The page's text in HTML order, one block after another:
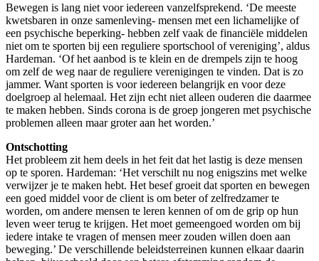
Bewegen is lang niet voor iedereen vanzelfsprekend. ‘De meeste
kwetsbaren in onze samenleving- mensen met een lichamelijke of
een psychische beperking- hebben zelf vaak de financiële middelen
niet om te sporten bij een reguliere sportschool of vereniging’, aldus
Hardeman. ‘Of het aanbod is te klein en de drempels zijn te hoog
om zelf de weg naar de reguliere verenigingen te vinden. Dat is zo
jammer. Want sporten is voor iedereen belangrijk en voor deze
doelgroep al helemaal. Het zijn echt niet alleen ouderen die daarmee
te maken hebben. Sinds corona is de groep jongeren met psychische
problemen alleen maar groter aan het worden.’
Ontschotting
Het probleem zit hem deels in het feit dat het lastig is deze mensen
op te sporen. Hardeman: ‘Het verschilt nu nog enigszins met welke
verwijzer je te maken hebt. Het besef groeit dat sporten en bewegen
een goed middel voor de client is om beter of zelfredzamer te
worden, om andere mensen te leren kennen of om de grip op hun
leven weer terug te krijgen. Het moet gemeengoed worden om bij
iedere intake te vragen of mensen meer zouden willen doen aan
beweging.’ De verschillende beleidsterreinen kunnen elkaar daarin